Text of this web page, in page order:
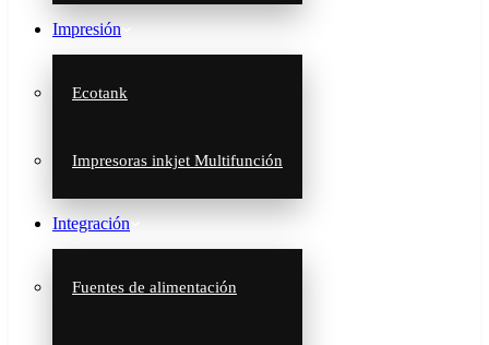
Impresión
Ecotank
Impresoras inkjet Multifunción
Integración
Fuentes de alimentación